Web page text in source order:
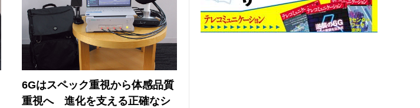
6Gはスペック重視から体感品質
重視へ 進化を支える正確なシ